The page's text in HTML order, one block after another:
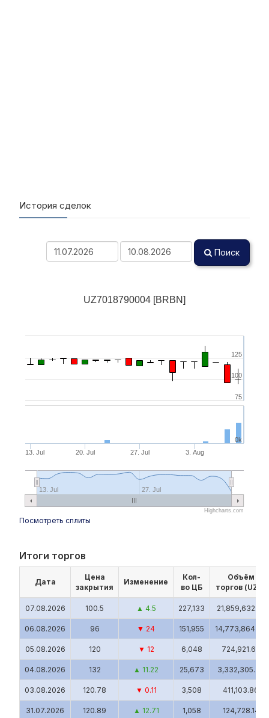
История сделок
Поиск
UZ7018790004 [BRBN]
13. Jul 20. Jul 27. Jul 3. Aug
13. Jul 27. Jul
75
100
125
0k
Highcharts.com
Посмотреть сплиты
Итоги торгов
Дата
Цена
закрытия
Изменение
Кол-
во ЦБ
Объём
торгов (UZS)
07.08.2026 100.5 ▲ 4.5 227,133 21,859,632.81
06.08.2026 96 ▼ 24 151,955 14,773,864.69
05.08.2026 120 ▼ 12 6,048 724,921.62
04.08.2026 132 ▲ 11.22 25,673 3,332,305.23
03.08.2026 120.78 ▼ 0.11 3,508 411,103.86
31.07.2026 120.89 ▲ 12.71 1,058 124,728.14